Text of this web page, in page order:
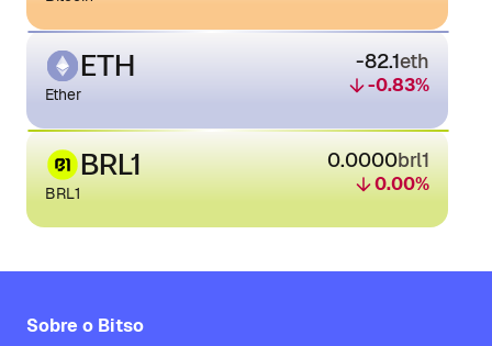
ETH
Ether
-82.1eth
-0.83%
BRL1
BRL1
0.0000brl1
0.00%
Sobre o Bitso